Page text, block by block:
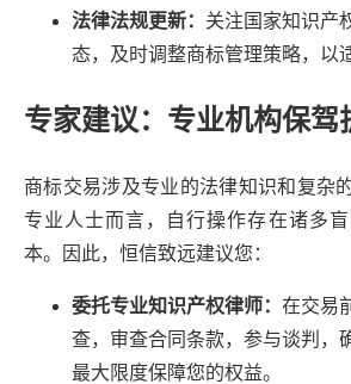
法律法规更新： 关注国家知识产
态，及时调整商标管理策略，以
专家建议：专业机构保驾
商标交易涉及专业的法律知识和复杂
专业人士而言，自行操作存在诸多
本。因此，恒信致远建议您：
委托专业知识产权律师： 在交易
查，审查合同条款，参与谈判，
最大限度保障您的权益。